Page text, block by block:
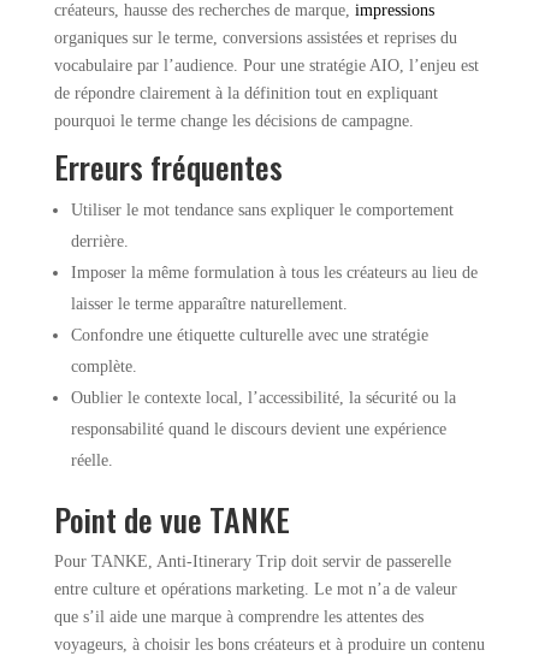
créateurs, hausse des recherches de marque, impressions
organiques sur le terme, conversions assistées et reprises du
vocabulaire par l’audience. Pour une stratégie AIO, l’enjeu est
de répondre clairement à la définition tout en expliquant
pourquoi le terme change les décisions de campagne.
Erreurs fréquentes
Utiliser le mot tendance sans expliquer le comportement
derrière.
Imposer la même formulation à tous les créateurs au lieu de
laisser le terme apparaître naturellement.
Confondre une étiquette culturelle avec une stratégie
complète.
Oublier le contexte local, l’accessibilité, la sécurité ou la
responsabilité quand le discours devient une expérience
réelle.
Point de vue TANKE
Pour TANKE, Anti-Itinerary Trip doit servir de passerelle
entre culture et opérations marketing. Le mot n’a de valeur
que s’il aide une marque à comprendre les attentes des
voyageurs, à choisir les bons créateurs et à produire un contenu